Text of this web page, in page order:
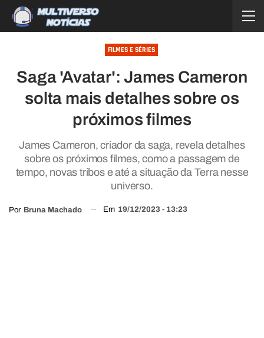
FILMES E SÉRIES
Saga 'Avatar': James Cameron
solta mais detalhes sobre os
próximos filmes
James Cameron, criador da saga, revela detalhes
sobre os próximos filmes, como a passagem de
tempo, novas tribos e até a situação da Terra nesse
universo.
Por Bruna Machado Em 19/12/2023 - 13:23